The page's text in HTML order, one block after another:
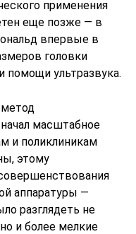
применения
еще позже — в
впервые в
головки
помощи ультразвука.
масштабное
и поликлиникам
этому
аппаратуры —
разглядеть не
и более мелкие